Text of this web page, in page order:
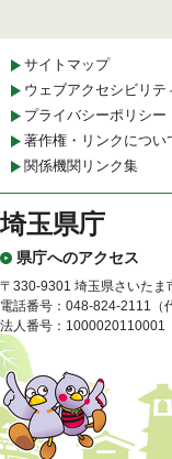
サイトマップ
ウェブアクセシビリテ
プライバシーポリシー
著作権・リンクについ
関係機関リンク集
埼玉県庁
県庁へのアクセス
〒330-9301 埼玉県さいた
電話番号：048-824-2111（
法人番号：1000020110001